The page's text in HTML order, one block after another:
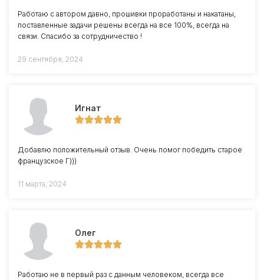
Работаю с автором давно, прошивки проработаны и накатаны,
поставленные задачи решены всегда на все 100%, всегда на
связи. Спасибо за сотрудничество !
29 сентября, 2024
Игнат
Добавлю положительный отзыв. Очень помог победить старое
французское Г)))
11 марта, 2024
Олег
Работаю не в первый раз с данным человеком, всегда все